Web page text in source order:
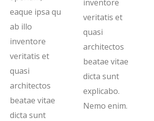
eaque ipsa qu
ab illo
inventore
veritatis et
quasi
architectos
beatae vitae
dicta sunt
inventore
veritatis et
quasi
architectos
beatae vitae
dicta sunt
explicabo.
Nemo enim.